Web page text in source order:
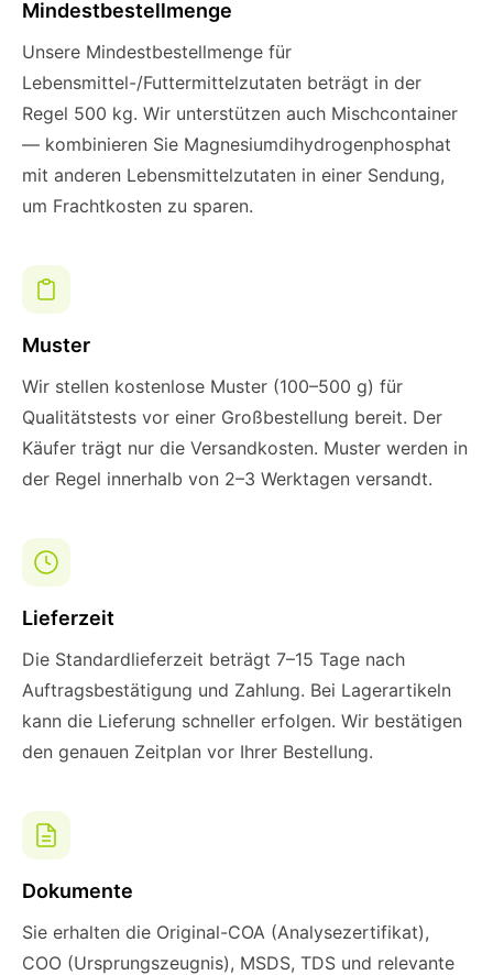
Mindestbestellmenge
Unsere Mindestbestellmenge für
Lebensmittel-/Futtermittelzutaten beträgt in der
Regel 500 kg. Wir unterstützen auch Mischcontainer
— kombinieren Sie Magnesiumdihydrogenphosphat
mit anderen Lebensmittelzutaten in einer Sendung,
um Frachtkosten zu sparen.
Muster
Wir stellen kostenlose Muster (100–500 g) für
Qualitätstests vor einer Großbestellung bereit. Der
Käufer trägt nur die Versandkosten. Muster werden in
der Regel innerhalb von 2–3 Werktagen versandt.
Lieferzeit
Die Standardlieferzeit beträgt 7–15 Tage nach
Auftragsbestätigung und Zahlung. Bei Lagerartikeln
kann die Lieferung schneller erfolgen. Wir bestätigen
den genauen Zeitplan vor Ihrer Bestellung.
Dokumente
Sie erhalten die Original-COA (Analysezertifikat),
COO (Ursprungszeugnis), MSDS, TDS und relevante